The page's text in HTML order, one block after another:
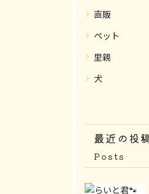
直販
ペット
里親
犬
最近の投
Posts